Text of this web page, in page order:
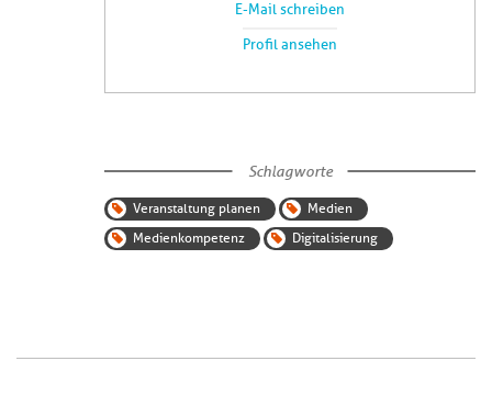
E-Mail schreiben
Profil ansehen
Schlagworte
Veranstaltung planen
Medien
Medienkompetenz
Digitalisierung